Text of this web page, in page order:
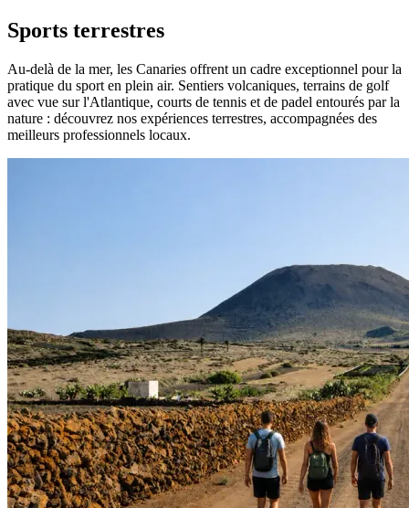
Sports terrestres
Au-delà de la mer, les Canaries offrent un cadre exceptionnel pour la
pratique du sport en plein air. Sentiers volcaniques, terrains de golf
avec vue sur l'Atlantique, courts de tennis et de padel entourés par la
nature : découvrez nos expériences terrestres, accompagnées des
meilleurs professionnels locaux.